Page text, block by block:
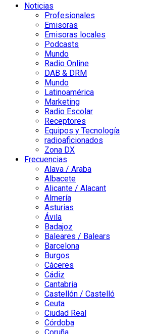
Noticias
Profesionales
Emisoras
Emisoras locales
Podcasts
Mundo
Radio Online
DAB & DRM
Mundo
Latinoamérica
Marketing
Radio Escolar
Receptores
Equipos y Tecnología
radioaficionados
Zona DX
Frecuencias
Alava / Araba
Albacete
Alicante / Alacant
Almería
Asturias
Ávila
Badajoz
Baleares / Balears
Barcelona
Burgos
Cáceres
Cádiz
Cantabria
Castellón / Castelló
Ceuta
Ciudad Real
Córdoba